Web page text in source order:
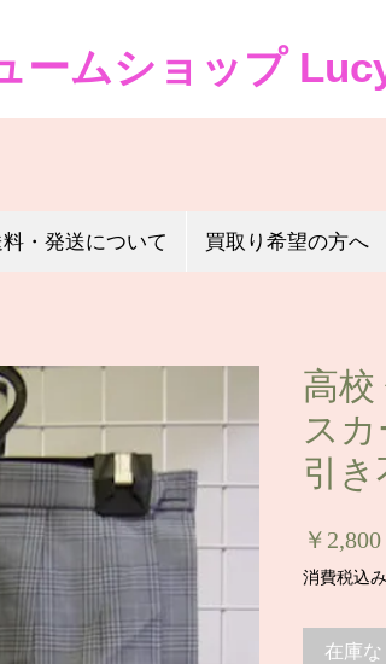
ームショップ
高校
ス
引き
￥2,800
消費税込み
在庫な
・発送について 買取り希望の方へ